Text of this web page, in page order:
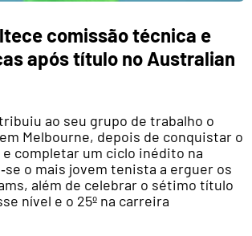
comissão técnica e
após título no Australian
ao seu grupo de trabalho o
Melbourne, depois de conquistar o
e completar um ciclo inédito na
o mais jovem tenista a erguer os
além de celebrar o sétimo título
nível e o 25º na carreira